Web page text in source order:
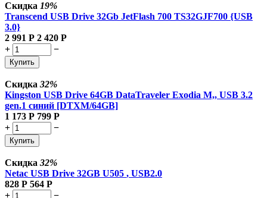
Скидка 19%
Transcend USB Drive 32Gb JetFlash 700 TS32GJF700 {USB
3.0}
2 991 Р 2 420 Р
+
−
Купить
Скидка 32%
Kingston USB Drive 64GB DataTraveler Exodia M,, USB 3.2
gen.1 синий [DTXM/64GB]
1 173 Р 799 Р
+
−
Купить
Скидка 32%
Netac USB Drive 32GB U505 , USB2.0
828 Р 564 Р
+
−